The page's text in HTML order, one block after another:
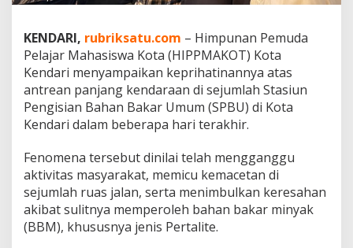
g
a
,
I
P
P
M
O
T
M
i
n
t
KENDARI, rubriksatu.com – Himpunan Pemuda
Pelajar Mahasiswa Kota (HIPPMAKOT) Kota
Kendari menyampaikan keprihatinannya atas
antrean panjang kendaraan di sejumlah Stasiun
Pengisian Bahan Bakar Umum (SPBU) di Kota
Kendari dalam beberapa hari terakhir.
Fenomena tersebut dinilai telah mengganggu
aktivitas masyarakat, memicu kemacetan di
sejumlah ruas jalan, serta menimbulkan keresahan
akibat sulitnya memperoleh bahan bakar minyak
(BBM), khususnya jenis Pertalite.